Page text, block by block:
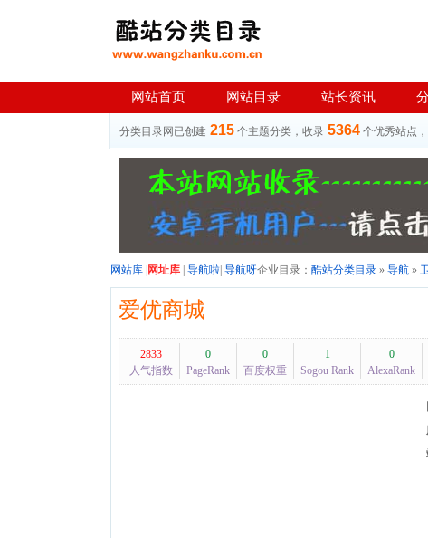
网站首页 网站目录 站长资讯
分类目录网已创建 215 个主题分类，收录 5364 个优秀站点
网站库 网址库 导航啦 导航呀企业目录： 酷站分类目录 » 导航 »
爱优商城
2833
人气指数
0
PageRank
0
百度权重
1
Sogou Rank
0
AlexaRank